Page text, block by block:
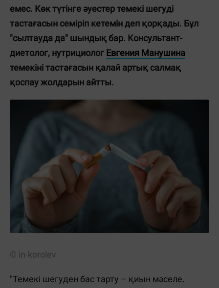
емес. Көк түтінге әуестер темекі шегуді
тастағасын семіріп кетемін деп қорқады. Бұл
"сылтауда да" шындық бар. Консультант-
диетолог, нутрициолог Евгения Манушина
темекіні тастағасын қалай артық салмақ
қоспау жолдарын айтты.
© in-korolev
"Темекі шегуден бас тарту – қиын мәселе.